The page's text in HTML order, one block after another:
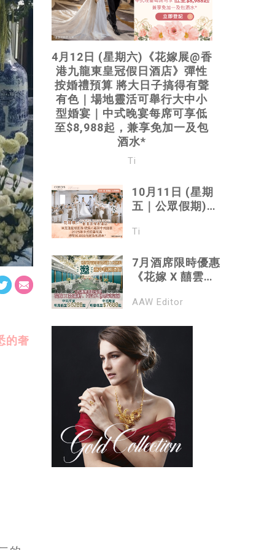
的奢
4月12日 (星期六)《花嫁展@香
港九龍東皇冠假日酒店》彈性
按婚禮預算 將大日子搞得有聲
有色｜場地靈活可舉行大中小
型婚宴｜中式晚宴每席可享低
至$8,988起，兼享免加一及包
酒水*
Ti
10月11日 (星期
五｜公眾假期)
CORDIS, HONG
思酒店》米芝蓮
星級團隊親撰八
席港幣10,888元
家婚宴菜譜 囍悅
滋味升級
Ti
7月酒席限時優惠
《花嫁 X 囍雲
城店）》預留今
好日子 ｜ 中式午
宴每席低至
$6288起* 及 晚
宴低至$7688起*
｜預訂指定日子
及滿12席，即可
包場及送空中花
園證婚
AAW Editor